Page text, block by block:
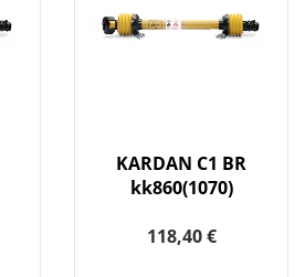
KARDAN C1 BR
kk860(1070)
118,40 €